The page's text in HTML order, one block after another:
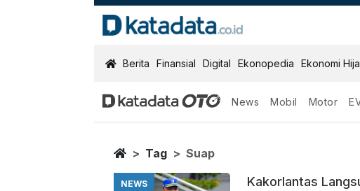
KatadataOTO
Berita Finansial Digital Ekonopedia Ekonomi
News Mobil Motor
Suap
Berita Terbaru
Home
Tag Suap
NEWS
Kakorlantas